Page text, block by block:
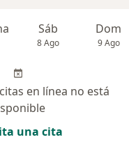
Sáb
8 Ago
Dom
9 Ago
en línea no está
una cita